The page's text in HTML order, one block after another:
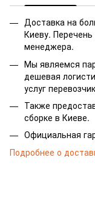
Доставка на
Киеву.
менеджера.
Мы являемся
дешевая
услуг
Также
сборке в Киеве.
Официальная
Подробнее о